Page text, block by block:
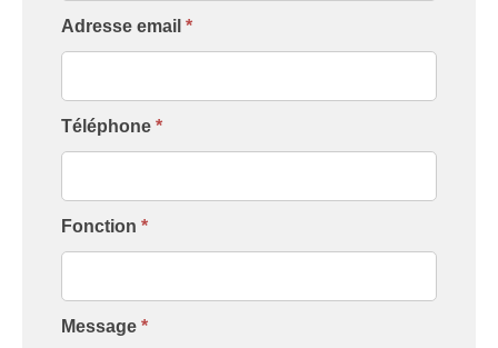
Adresse email *
Téléphone *
Fonction *
Message *